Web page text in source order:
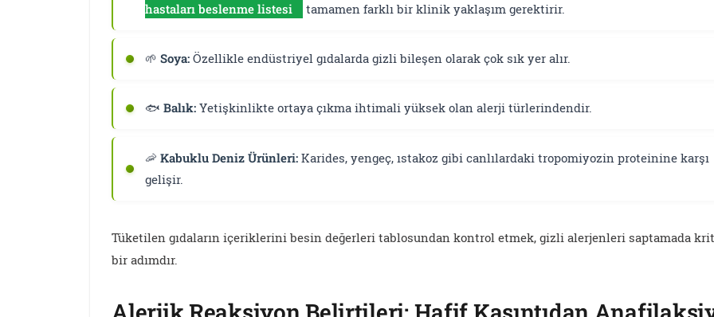
hastaları beslenme listesi
tamamen farklı bir klinik yaklaşım gerektirir.
🌱Soya: Özellikle endüstriyel gıdalarda gizli bileşen olarak çok sık yer alır.
🐟Balık: Yetişkinlikte ortaya çıkma ihtimali yüksek olan alerji türlerindendir.
🦐Kabuklu Deniz Ürünleri: Karides, yengeç, ıstakoz gibi canlılardaki tropomiyozin proteinine karşı
gelişir.
Tüketilen gıdaların içeriklerini besin değerleri tablosundan kontrol etmek, gizli alerjenleri saptamada
bir adımdır.